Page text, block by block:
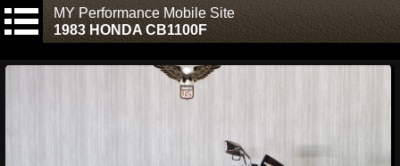
MY Performance Mobile Site
1983 HONDA CB1100F